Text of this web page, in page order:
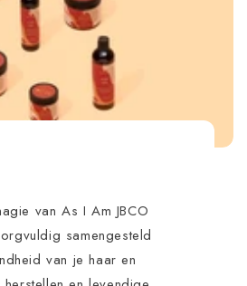
van As I Am JBCO
samengesteld
van je haar en